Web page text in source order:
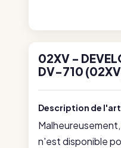
02XV -
DV-710
Description de
n'est disponible